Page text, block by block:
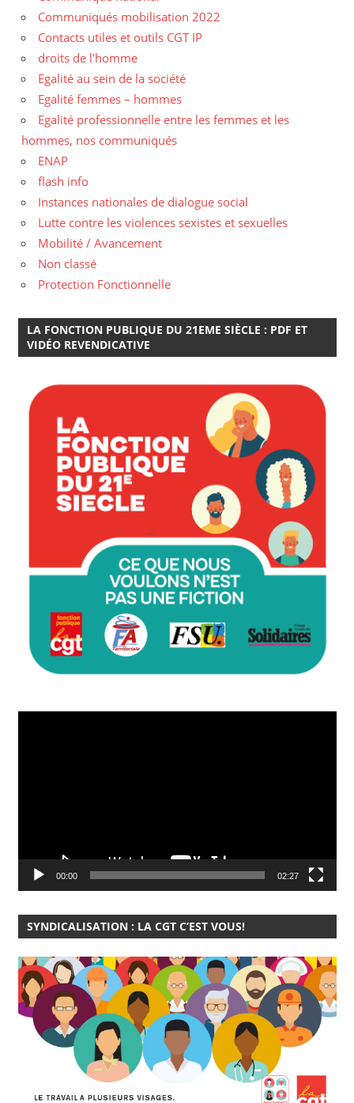
Communiqués mobilisation 2022
Contacts utiles et outils CGT IP
droits de l'homme
Egalité au sein de la société
Egalité femmes – hommes
Egalité professionnelle entre les femmes et les
hommes, nos communiqués
ENAP
flash info
Instances nationales de dialogue social
Lutte contre les violences sexistes et sexuelles
Mobilité / Avancement
Non classé
Protection Fonctionnelle
LA FONCTION PUBLIQUE DU 21EME SIÈCLE : PDF ET
VIDÉO REVENDICATIVE
00:00 02:27
SYNDICALISATION : LA CGT C’EST VOUS!